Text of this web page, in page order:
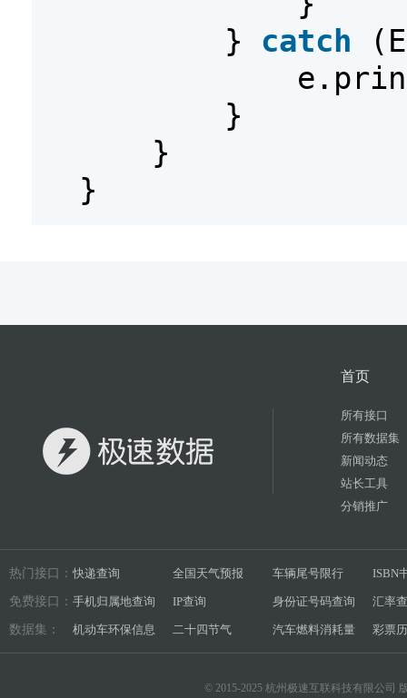
} catch
}
}
}
首页
所有接口
所有数据集
新闻动态
站长工具
分销推广
热门接口： 快递查询 全国天气预报 车辆尾号限行 ISBN
免费接口： 手机归属地查询 IP查询 身份证号码查询 汇率
数据集： 机动车环保信息 二十四节气 汽车燃料消耗量 彩票
© 2015-2025 杭州极速互联科技有限公司